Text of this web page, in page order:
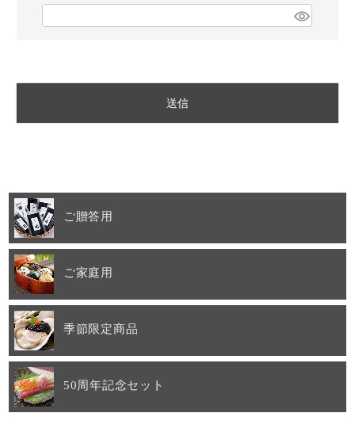
商品一覧
海外発送
お問い合わせ
送信
ご贈答用
ご家庭用
季節限定商品
50周年記念セット